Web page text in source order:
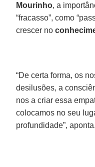
Mourinho, a
“fracasso”, como
crescer no
“De certa forma, os
desilusões, a
nos a criar essa
colocamos no seu
profundidade”, aponta.